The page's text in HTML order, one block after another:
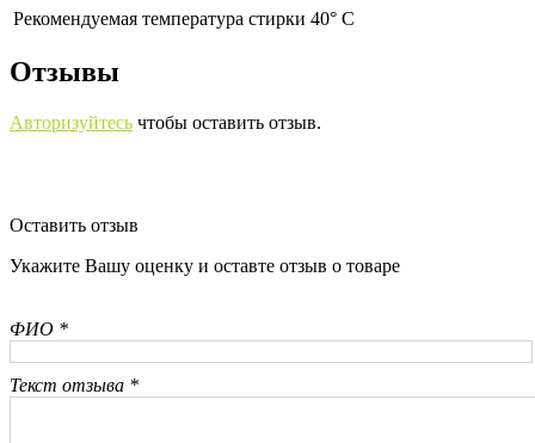
Рекомендуемая температура стирки 40° С
Отзывы
Авторизуйтесь чтобы оставить отзыв.
Оставить отзыв
Укажите Вашу оценку и оставте отзыв о товаре
ФИО *
Текст отзыва *